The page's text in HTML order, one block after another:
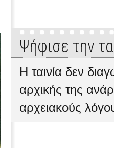
Ψήφισε την
Η ταινία δεν
αρχικής της
αρχειακούς